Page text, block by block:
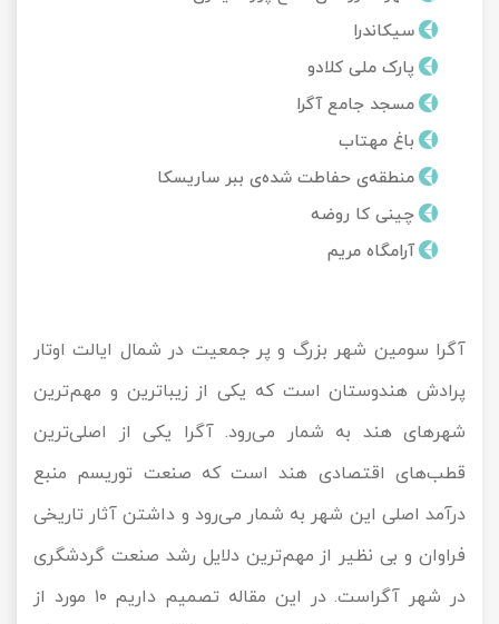
سیکاندرا
پارک ملی کلادو
مسجد جامع آگرا
باغ مهتاب
منطقه‌ی حفاطت شده‌ی ببر ساریسکا
چینی کا روضه
آرامگاه مریم
آگرا سومین شهر بزرگ و پر جمعیت در شمال ایالت اوتار
پرادش هندوستان است که یکی از زیباترین و مهم‌ترین
شهرهای هند به شمار می‌رود. آگرا یکی از اصلی‌ترین
قطب‌های اقتصادی هند است که صنعت توریسم منبع
درآمد اصلی این شهر به شمار می‌رود و داشتن آثار تاریخی
فراوان و بی نظیر از مهم‌ترین دلایل رشد صنعت گردشگری
در شهر آگراست. در این مقاله تصمیم داریم ۱۰ مورد از
تور کویر مرنجاب
تور طبس
تور کویر کاراکال
تور کویر مصر
تور کویر ابوزیدآباد
تور مرداب سراوان
تور گلستان
تور چابهار
تور کیش از ساری
اقساطی
تور کیش از بندرعباس
اقساطی
تور سنگاپور اقساطی
تور مالدیو
تور قزاقستان اقساطی
تور زیارتی اقساطی